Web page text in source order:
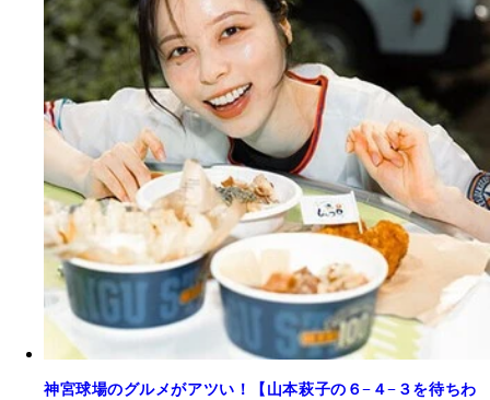
神宮球場のグルメがアツい！【山本萩子の６−４−３を待ちわ